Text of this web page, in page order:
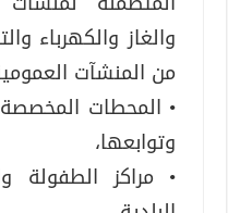
والغاز والكهرباء
من المنشآت
• المحطات
وتوابعها،
• مراكز الطفولة